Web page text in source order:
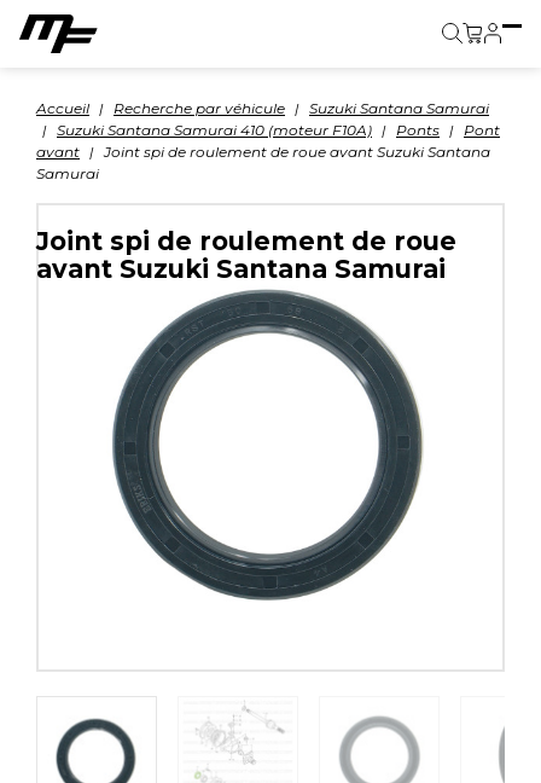
Accueil Recherche par véhicule
Suzuki Santana Samurai
Suzuki Santana Samurai 410 (moteur F10A)
Ponts
Pont
avant
Joint spi de roulement de roue avant Suzuki Santana
Samurai
Joint spi de roulement de roue
avant Suzuki Santana Samurai